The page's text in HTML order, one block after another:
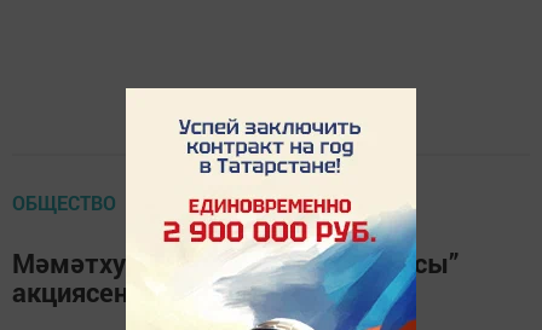
ОБЩЕСТВО
Мәмәтхуҗалылар “Хәтер бакчасы”
акциясенә кушылырга чакыра